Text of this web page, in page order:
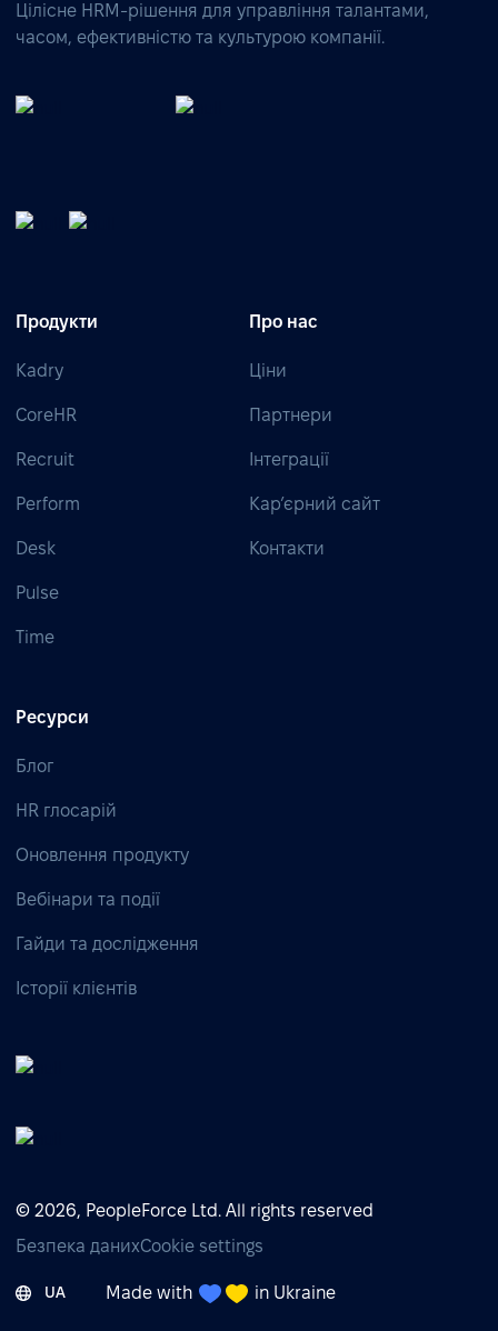
Цілісне HRM-рішення для управління талантами,
часом, ефективністю та культурою компанії.
Продукти
Kadry
CoreHR
Recruit
Perform
Desk
Pulse
Time
Про нас
Ціни
Партнери
Інтеграції
Кар’єрний сайт
Контакти
Ресурси
Блог
HR глосарій
Оновлення продукту
Вебінари та події
Гайди та дослідження
Історії клієнтів
© 2026, PeopleForce Ltd. All rights reserved
Безпека данихCookie settings
UA Made with in Ukraine